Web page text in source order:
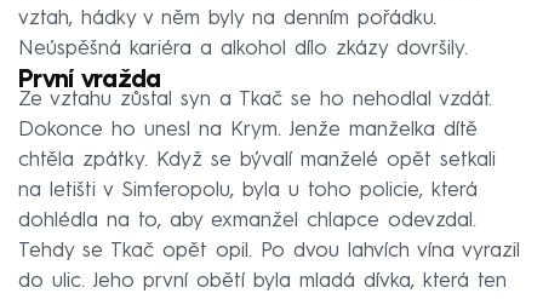
vztah, hádky v něm byly na denním pořádku.
Neúspěšná kariéra a alkohol dílo zkázy dovršily.
První vražda
Ze vztahu zůstal syn a Tkač se ho nehodlal vzdát.
Dokonce ho unesl na Krym. Jenže manželka dítě
chtěla zpátky. Když se bývalí manželé opět setkali
na letišti v Simferopolu, byla u toho policie, která
dohlédla na to, aby exmanžel chlapce odevzdal.
Tehdy se Tkač opět opil. Po dvou lahvích vína vyrazil
do ulic. Jeho první obětí byla mladá dívka, která ten